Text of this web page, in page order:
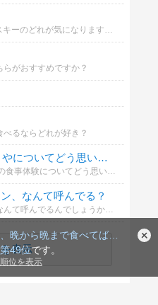
韓国食べ歩記、晩から晩まで食べてばかり！！
第49位です。
位を表示
2024年7月に購入したウイスキーのどれが気になりますか？
がおすすめですか？
るならどれが好き？
四谷の支那そば屋 こうやについてどう思いますか？
四谷の支那そば屋 こうやでの食事体験についてどう思いましたか？
、なんて呼んでる？
本場ハワイではローカルはなんて呼んでるんでしょうか？ いろんな読み方をする人がいるので正解を教えてください♪
表示